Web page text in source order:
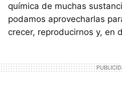
química de muchas
podamos aprovecharlas
crecer, reproducirnos y, en